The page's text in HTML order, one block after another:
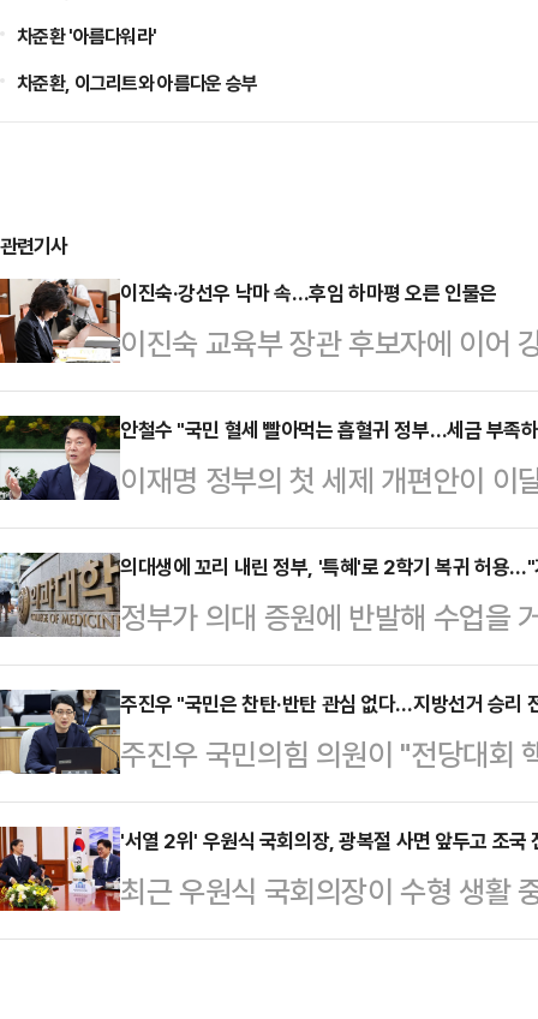
차준환 '아름다워라'
차준환, 이그리트와 아름다운 승부
관련기사
이진숙·강선우 낙마 속…후임 하마평 오른 인물은
이진숙 교육부 장관 후보자에 이어
낙마하면서 후임 장관 후보자군에
육부 장관 후보자로는 강경숙 조국
원, 백승아 민주당 의원 등(가나다
은 전라북도 남원 출생으로, 이화여
학 영어교육 석사 및 특수교육학 박
기구(NGO) '세이브더칠드런' 해외
국립특수교육원 교육연구…
안철수 "국민 혈세 빨아먹는 흡혈귀 정부…세금 부족
이재명 정부의 첫 세제 개편안이 이
철수 국민의힘 의원이 "국민의 혈
안 의원은 26일 페이스북을 통해 "
는 증권거래세 인상까지 추진하고
의 피를 빨아먹는 흡혈귀 정부의 민
의원은 "국민에게는 현금 몇 푼 쥐
위적 증세로 국민의 등골을 쥐어짜
'빚잔치 총리…
의대생에 꼬리 내린 정부, '특혜'로 2학기 복귀 허용
정부가 의대 증원에 반발해 수업을
를 허용하기로 하면서 '특혜 논란'
업을 몰아 듣고 내년 1학기에 다음
치로, 이미 복귀한 학생들과의 형평
다.교육부는 25일 유급 의대생 2학
의사 국가시험(국시)을 추가로 시
대한 정부 입장'을 발표했다.교육부
회'(의총…
주진우 "국민은 찬탄·반탄 관심 없다…지방선거 승리
주진우 국민의힘 의원이 "전당대회
략"이라며 "찬탄반탄(탄핵 찬성·반
원은 26일 페이스북을 통해 "국민
고 싸워봤자 국민 벌점만 쌓인다"
단절하되 미래를 얘기해야 한다"면
'서열 2위' 우원식 국회의장, 광복절 사면 앞두고 조국
최근 우원식 국회의장이 수형 생활
것으로 전해졌다. 이재명 정부의 첫